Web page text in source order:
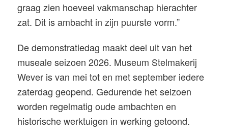
graag zien hoeveel vakmanschap hierachter
zat. Dit is ambacht in zijn puurste vorm.”
De demonstratiedag maakt deel uit van het
museale seizoen 2026. Museum Stelmakerij
Wever is van mei tot en met september iedere
zaterdag geopend. Gedurende het seizoen
worden regelmatig oude ambachten en
historische werktuigen in werking getoond.